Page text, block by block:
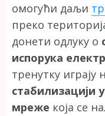
омогући даљи
преко
донети одлуку о
испорука
тренутку играју
стабилизацији
мреже која се